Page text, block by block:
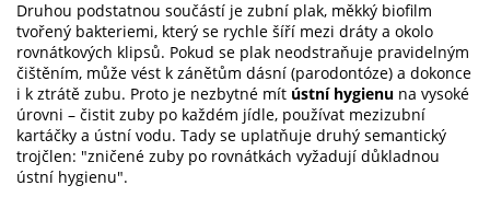
Druhou podstatnou součástí je zubní plak, měkký biofilm
tvořený bakteriemi, který se rychle šíří mezi dráty a okolo
rovnátkových klipsů. Pokud se plak neodstraňuje pravidelným
čištěním, může vést k zánětům dásní (parodontóze) a dokonce
i k ztrátě zubu. Proto je nezbytné mít ústní hygienu na vysoké
úrovni – čistit zuby po každém jídle, používat mezizubní
kartáčky a ústní vodu. Tady se uplatňuje druhý semantický
trojčlen: "zničené zuby po rovnátkách vyžadují důkladnou
ústní hygienu".